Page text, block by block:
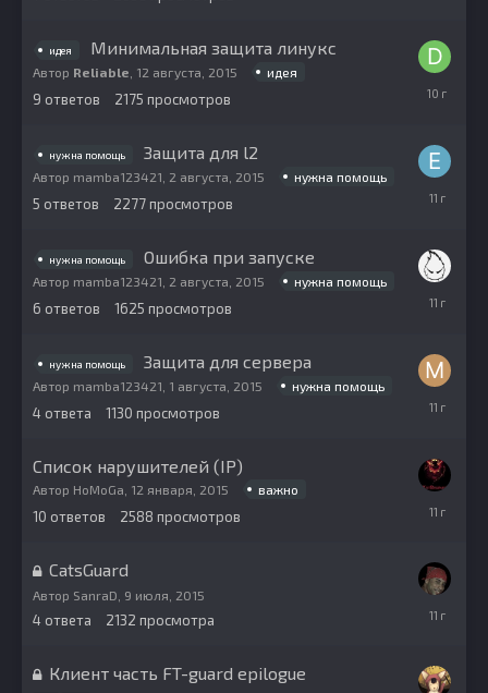
идея Минимальная защита линукс
Автор Reliable 12 августа, 2015 идея
9 ответов 2175 просмотров
августа,
нужна помощь Защита для l2
Автор mamba123421 2 августа, 2015 нужна помощь
5 ответов 2277просмотров
августа,
нужна помощь Ошибка при запуске
Автор mamba123421 2 августа, 2015 нужна помощь
6 ответов 1625 просмотров
августа,
нужна помощь Защита для сервера
Автор mamba123421 1 августа, 2015 нужна помощь
4 ответа 1130 просмотров
августа,
Список нарушителей (IP)
Автор HoMoGa 12 января, 2015 важно
10 ответов 2588 просмотров
июля,
CatsGuard
Автор SanraD 9 июля, 2015
4 ответа 2132 просмотра
июля,
Клиент часть FT-guard epilogue